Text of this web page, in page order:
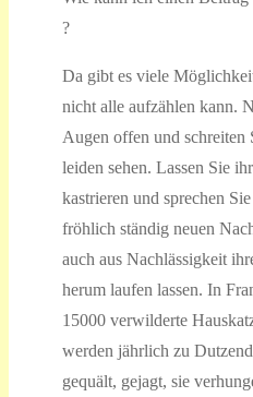
?
Da gibt es viele
nicht alle aufzählen kann.
Augen offen und schreiten
leiden sehen. Lassen Sie
kastrieren und sprechen
fröhlich ständig neuen
auch aus Nachlässigkeit
herum laufen lassen. In
15000 verwilderte
werden jährlich zu
gequält, gejagt, sie